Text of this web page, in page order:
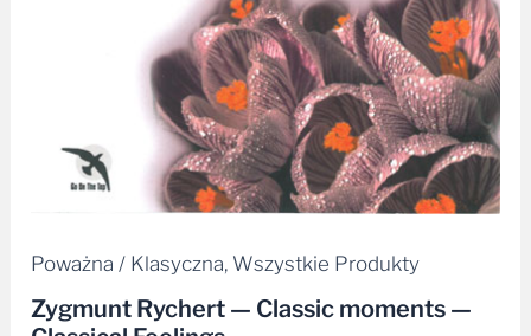
Poważna / Klasyczna, Wszystkie Produkty
Zygmunt Rychert — Classic moments —